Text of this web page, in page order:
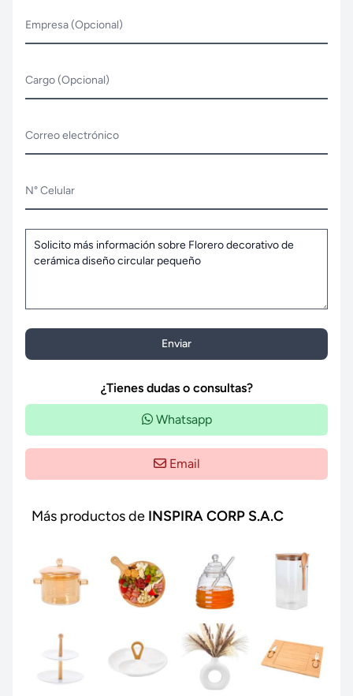
Empresa (Opcional)
Cargo (Opcional)
Correo electrónico
N° Celular
Enviar
¿Tienes dudas o consultas?
Whatsapp
Email
Más productos de INSPIRA CORP S.A.C